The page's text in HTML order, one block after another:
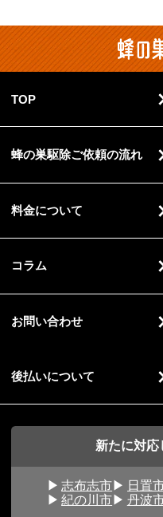
TOP
蜂の巣駆除ご依頼の流れ
料金について
コラム
お問い合わせ
後払いについて
新たに対応
志布志市 日置
紀の川市
丹波